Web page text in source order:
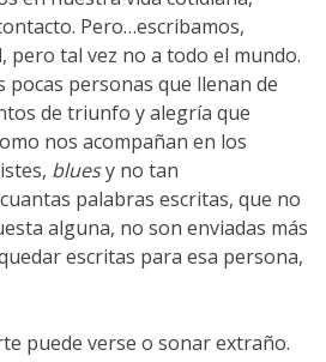
Pero…escribamos,
pero tal vez no a todo el mundo.
pocas personas que llenan de
de triunfo y alegría que
nos acompañan en los
bluesy no tan
palabras escritas, que no
alguna, no son enviadas más
escritas para esa persona,
puede verse o sonar extraño.